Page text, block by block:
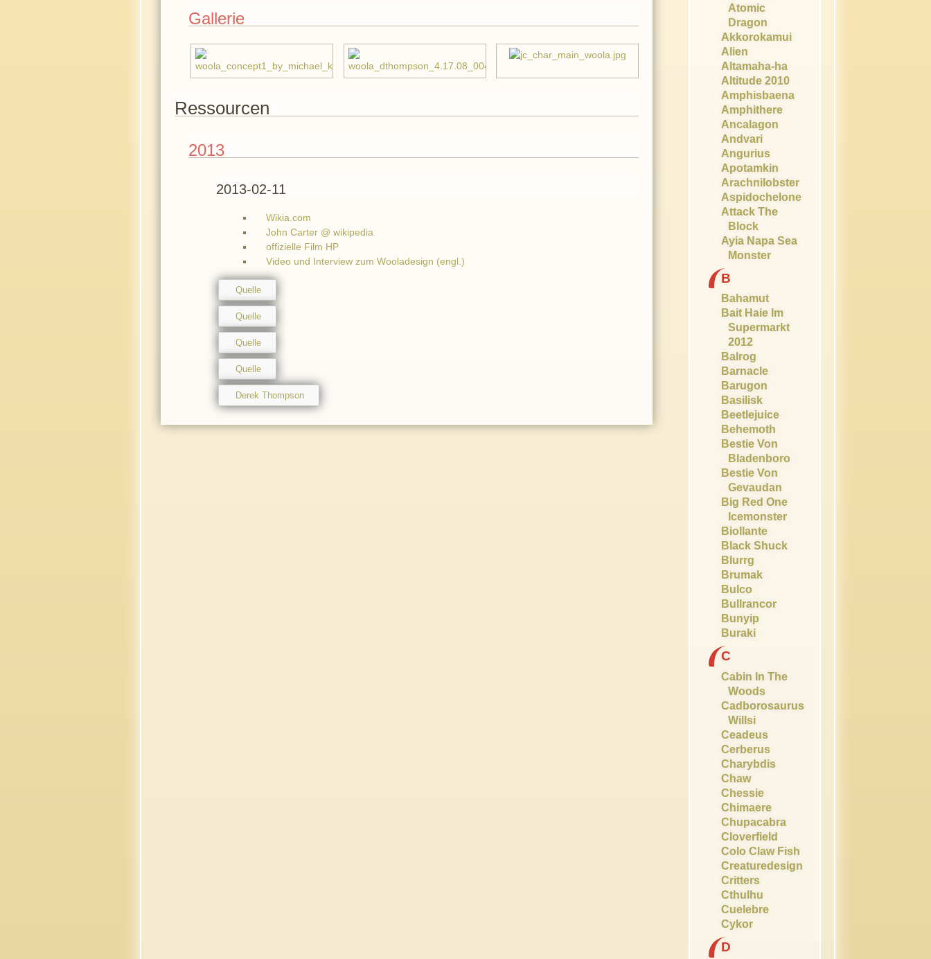
Gallerie
Ressourcen
2013
2013-02-11
Wikia.com
John Carter @ wikipedia
offizielle Film HP
Video und Interview zum Wooladesign (engl.)
Quelle
Quelle
Quelle
Quelle
Derek Thompson
Atomic
Dragon
Akkorokamui
Alien
Altamaha-ha
Altitude 2010
Amphisbaena
Amphithere
Ancalagon
Andvari
Angurius
Apotamkin
Arachnilobster
Aspidochelone
Attack The
Block
Ayia Napa Sea
Monster
B
Bahamut
Bait Haie Im
Supermarkt
2012
Balrog
Barnacle
Barugon
Basilisk
Beetlejuice
Behemoth
Bestie Von
Bladenboro
Bestie Von
Gevaudan
Big Red One
Icemonster
Biollante
Black Shuck
Blurrg
Brumak
Bulco
Bullrancor
Bunyip
Buraki
C
Cabin In The
Woods
Cadborosaurus
Willsi
Ceadeus
Cerberus
Charybdis
Chaw
Chessie
Chimaere
Chupacabra
Cloverfield
Colo Claw Fish
Creaturedesign
Critters
Cthulhu
Cuelebre
Cykor
D